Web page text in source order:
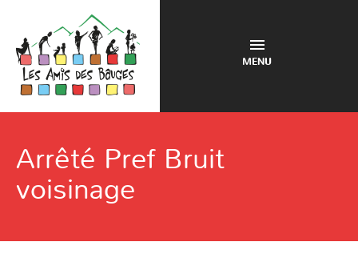
MENU
Arrêté Pref Bruit
voisinage